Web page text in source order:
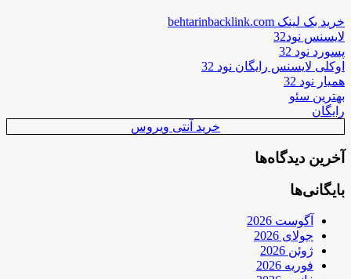
خرید بک لینک behtarinbacklink.com
لایسنس نود32
پسورد نود 32
اوکلی لایسنس رایگان نود 32
همیار نود 32
بهترین سئو
رایگان
خرید آنتی ویروس
آخرین دیدگاه‌ها
بایگانی‌ها
آگوست 2026
جولای 2026
ژوئن 2026
فوریه 2026